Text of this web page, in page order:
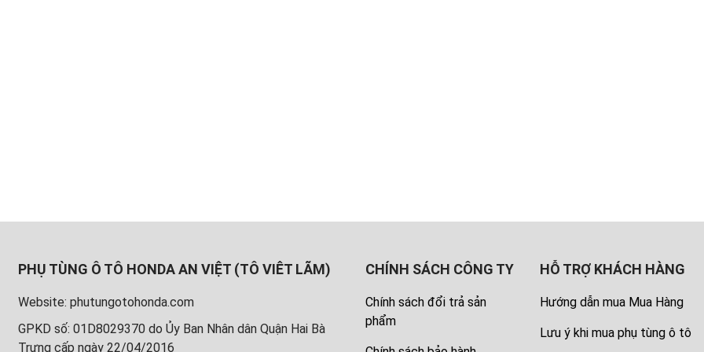
PHỤ TÙNG Ô TÔ HONDA AN VIỆT (TÔ VIÊT LÃM)
Website: phutungotohonda.com
GPKD số: 01D8029370 do Ủy Ban Nhân dân Quận Hai Bà
Trưng cấp ngày 22/04/2016
CHÍNH SÁCH CÔNG TY
Chính sách đổi trả sản
phẩm
HỖ TRỢ KHÁCH HÀNG
Hướng dẫn mua Mua Hàng
Lưu ý khi mua phụ tùng ô tô